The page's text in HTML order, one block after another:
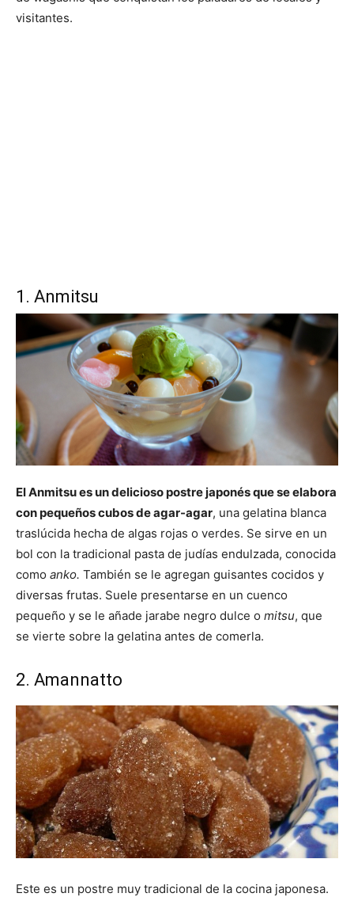
visitantes.
1. Anmitsu
El Anmitsu es un delicioso postre japonés que se elabora
con pequeños cubos de agar-agar, una gelatina blanca
traslúcida hecha de algas rojas o verdes. Se sirve en un
bol con la tradicional pasta de judías endulzada, conocida
como anko. También se le agregan guisantes cocidos y
diversas frutas. Suele presentarse en un cuenco
pequeño y se le añade jarabe negro dulce o mitsu, que
se vierte sobre la gelatina antes de comerla.
2. Amannatto
Este es un postre muy tradicional de la cocina japonesa.